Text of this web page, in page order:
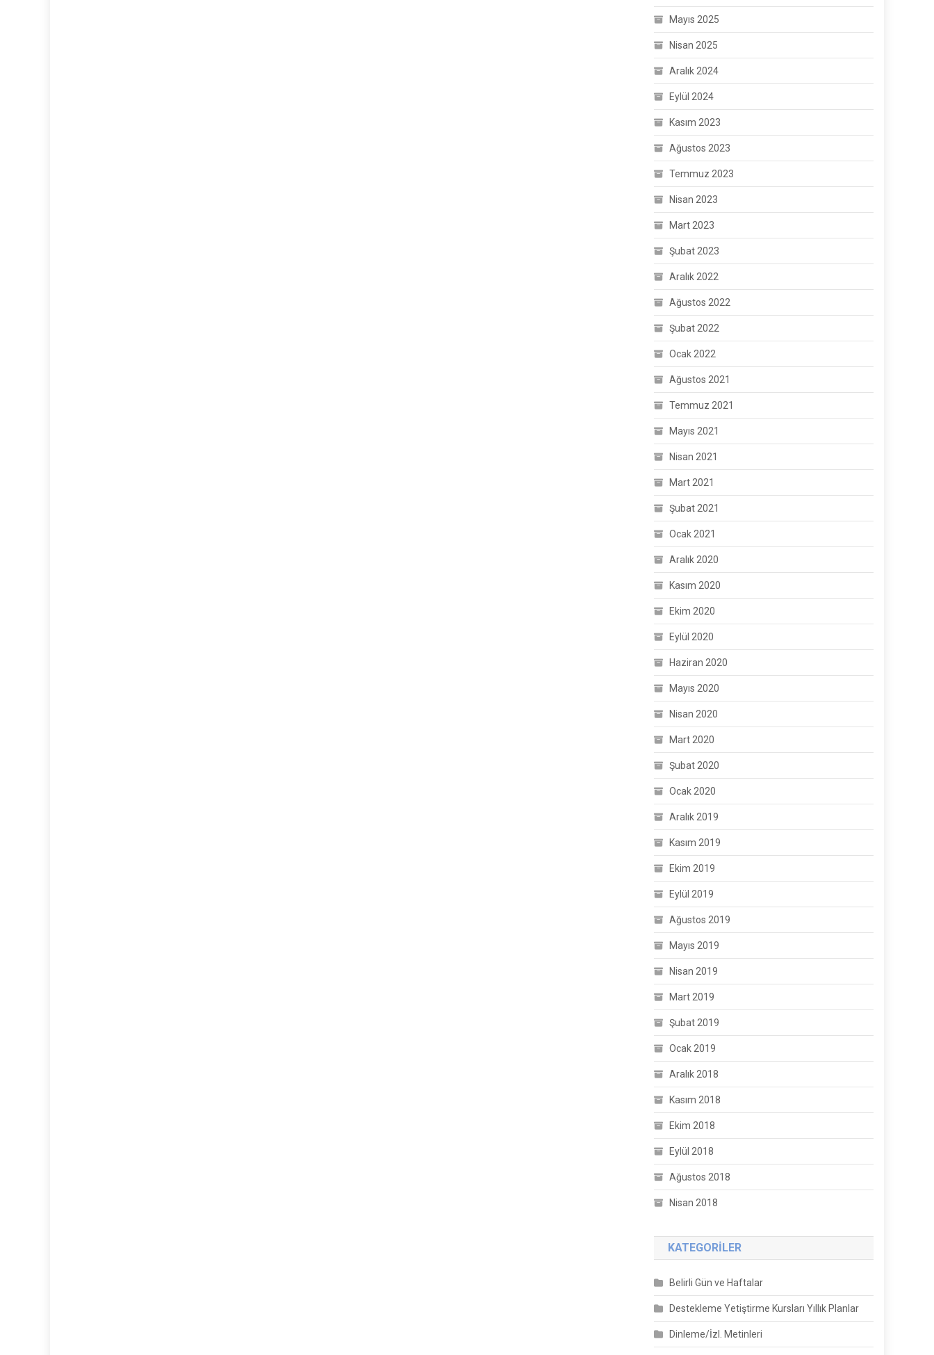
Mayıs 2025
Nisan 2025
Aralık 2024
Eylül 2024
Kasım 2023
Ağustos 2023
Temmuz 2023
Nisan 2023
Mart 2023
Şubat 2023
Aralık 2022
Ağustos 2022
Şubat 2022
Ocak 2022
Ağustos 2021
Temmuz 2021
Mayıs 2021
Nisan 2021
Mart 2021
Şubat 2021
Ocak 2021
Aralık 2020
Kasım 2020
Ekim 2020
Eylül 2020
Haziran 2020
Mayıs 2020
Nisan 2020
Mart 2020
Şubat 2020
Ocak 2020
Aralık 2019
Kasım 2019
Ekim 2019
Eylül 2019
Ağustos 2019
Mayıs 2019
Nisan 2019
Mart 2019
Şubat 2019
Ocak 2019
Aralık 2018
Kasım 2018
Ekim 2018
Eylül 2018
Ağustos 2018
Nisan 2018
KATEGORILER
Belirli Gün ve Haftalar
Destekleme Yetiştirme Kursları Yıllık Planlar
Dinleme/İzl. Metinleri